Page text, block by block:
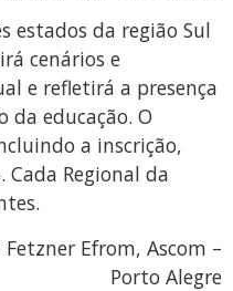
estados da região Sul
cenários e
e refletirá a presença
da educação. O
a inscrição,
Regional da
Efrom, Ascom –
Porto Alegre